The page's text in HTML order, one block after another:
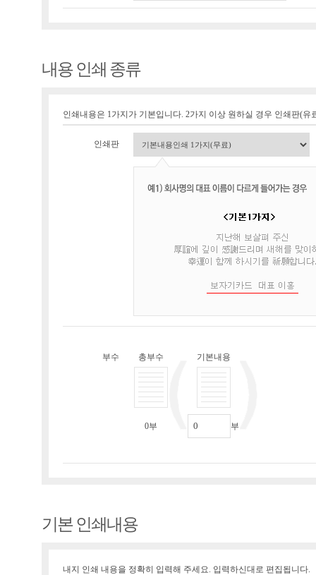
내용 인쇄 종류
인쇄내용은 1가지가 기본입니다. 2가지 이상 원하실 경우 인쇄판(유
인쇄판
부수 총부수
0부
기본내용
부
기본 인쇄내용
내지 인쇄 내용을 정확히 입력해 주세요. 입력하신대로 편집됩니다.